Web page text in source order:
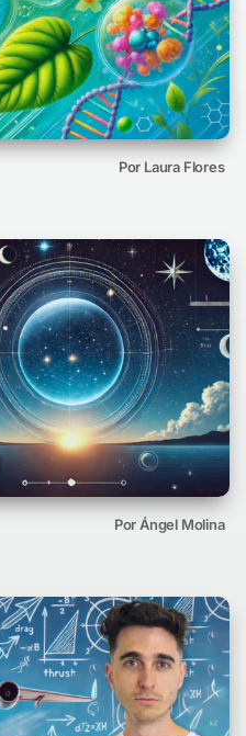
Por Laura Flores
Por Ángel Molina